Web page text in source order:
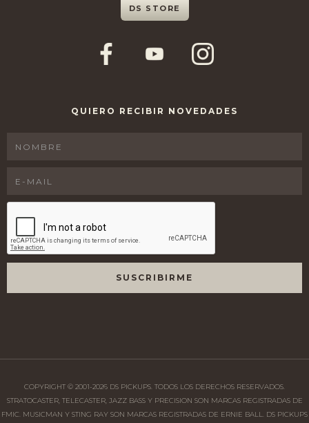
DS STORE
QUIERO RECIBIR NOVEDADES
COPYRIGHT © 2001-2026 DS PICKUPS. TODOS LOS DERECHOS RESERVADOS.
STRATOCASTER, TELECASTER, JAZZ BASS Y PRECISION SON MARCAS REGISTRADAS DE
FMIC. MUSICMAN Y STING RAY SON MARCAS REGISTRADAS DE ERNIE BALL. DS PICKUPS